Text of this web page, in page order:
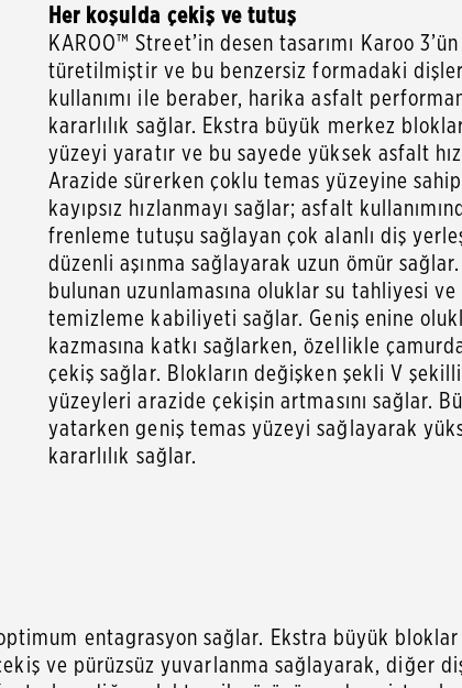
Her koşulda çekiş ve tutuş
KAROO™ Street’in desen tasarımı Karoo
türetilmiştir ve bu benzersiz formadaki
kullanımı ile beraber, harika asfalt
kararlılık sağlar. Ekstra büyük merkez
yüzeyi yaratır ve bu sayede yüksek asfalt
Arazide sürerken çoklu temas yüzeyine
kayıpsız hızlanmayı sağlar; asfalt
frenleme tutuşu sağlayan çok alanlı diş
düzenli aşınma sağlayarak uzun ömür
bulunan uzunlamasına oluklar su tahliyesi
temizleme kabiliyeti sağlar. Geniş enine
kazmasına katkı sağlarken, özellikle
çekiş sağlar. Blokların değişken şekli V
yüzeyleri arazide çekişin artmasını sağlar.
yatarken geniş temas yüzeyi sağlayarak
kararlılık sağlar.
entagrasyon sağlar. Ekstra büyük
ve pürüzsüz yuvarlanma sağlayarak, diğer